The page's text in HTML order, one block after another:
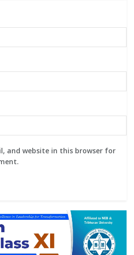
and website in this browser for